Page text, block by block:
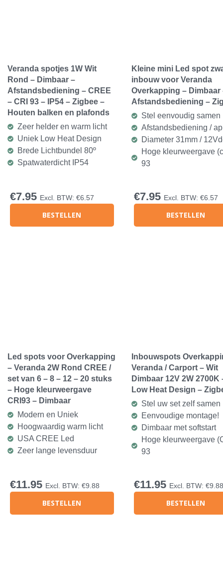
Veranda spotjes 1W Wit
Rond – Dimbaar –
Afstandsbediening – CREE
– CRI 93 – IP54 – Zigbee –
Houten balken en plafonds
Zeer helder en warm licht
Uniek Low Heat Design
Brede Lichtbundel 80º
Spatwaterdicht IP54
€7.95 Excl. BTW: €6.57
BESTELLEN
Kleine mini Led spot
inbouw voor Veranda
Overkapping – Dimbaar
Afstandsbediening –
Stel eenvoudig samen
Afstandsbediening /
Diameter 31mm /
Hoge kleurweergave
93
€7.95 Excl. BTW: €6.57
BESTELLEN
Led spots voor Overkapping
– Veranda 2W Rond CREE /
set van 6 – 8 – 12 – 20 stuks
– Hoge kleurweergave
CRI93 – Dimbaar
Modern en Uniek
Hoogwaardig warm licht
USA CREE Led
Zeer lange levensduur
€11.95 Excl. BTW: €9.88
BESTELLEN
Inbouwspots
Veranda / Carport – Wit
Dimbaar 12V 2W 2700K
Low Heat Design –
Stel uw set zelf samen
Eenvoudige montage!
Dimbaar met softstart
Hoge kleurweergave
93
€11.95 Excl. BTW: €9.88
BESTELLEN